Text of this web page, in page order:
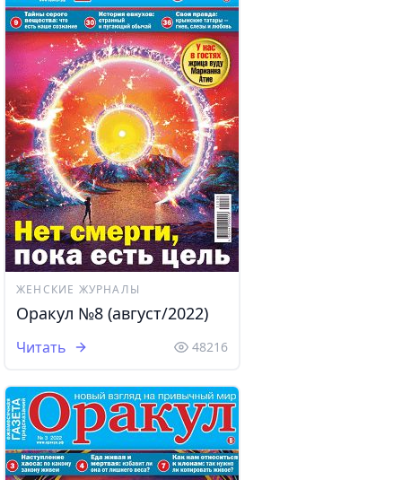
ЖЕНСКИЕ ЖУРНАЛЫ
Оракул №8 (август/2022)
Читать 48216